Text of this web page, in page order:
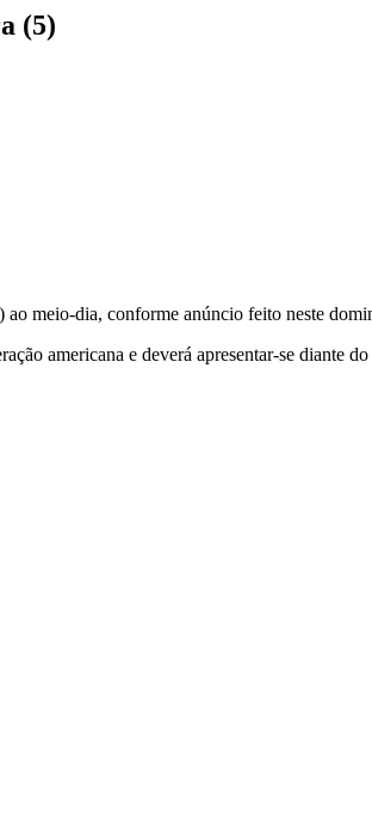
(5)
meio-dia, conforme anúncio feito neste
americana e deverá apresentar-se diante